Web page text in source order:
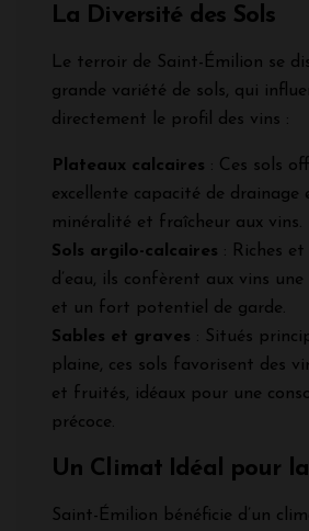
La Diversité des Sols
Le terroir de Saint-Émilion se
grande variété de sols, qui
directement le profil des vins :
Plateaux calcaires : Ces sols
excellente capacité de
minéralité et fraîcheur aux vins.
Sols argilo-calcaires : Riches
d’eau, ils confèrent aux vins
et un fort potentiel de garde.
Sables et graves : Situés
plaine, ces sols favorisent des
et fruités, idéaux pour une
précoce.
Un Climat Idéal pour
Saint-Émilion bénéficie d’un